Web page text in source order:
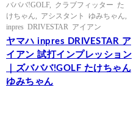
バババ!GOLF, クラブフィッター た
けちゃん
アシスタント ゆみちゃん
inpres DRIVESTAR アイアン
ヤマハ inpres DRIVESTAR ア
イアン 試打インプレッション
｜ズバババ!GOLF たけちゃん
ゆみちゃん